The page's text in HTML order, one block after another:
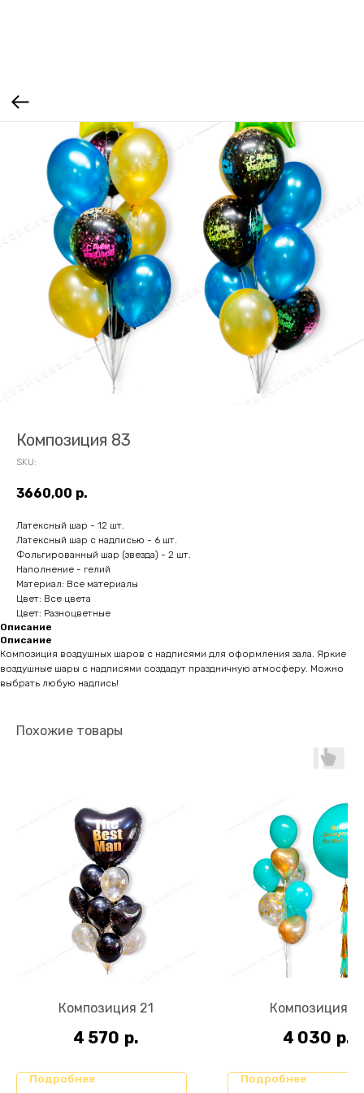
Композиция 83
SKU:
3660,00 р.
Латексный шар - 12 шт.
Латексный шар с надписью - 6 шт.
Фольгированный шар (звезда) - 2 шт.
Наполнение - гелий
Материал: Все материалы
Цвет: Все цвета
Цвет: Разноцветные
Описание
Описание
Композиция воздушных шаров с надписями для оформления зала. Яркие
воздушные шары с надписями создадут праздничную атмосферу. Можно
выбрать любую надпись!
Похожие товары
Композиция 21
4 570 р.
Подробнее
Композиция 71
4 030 р.
Подробнее